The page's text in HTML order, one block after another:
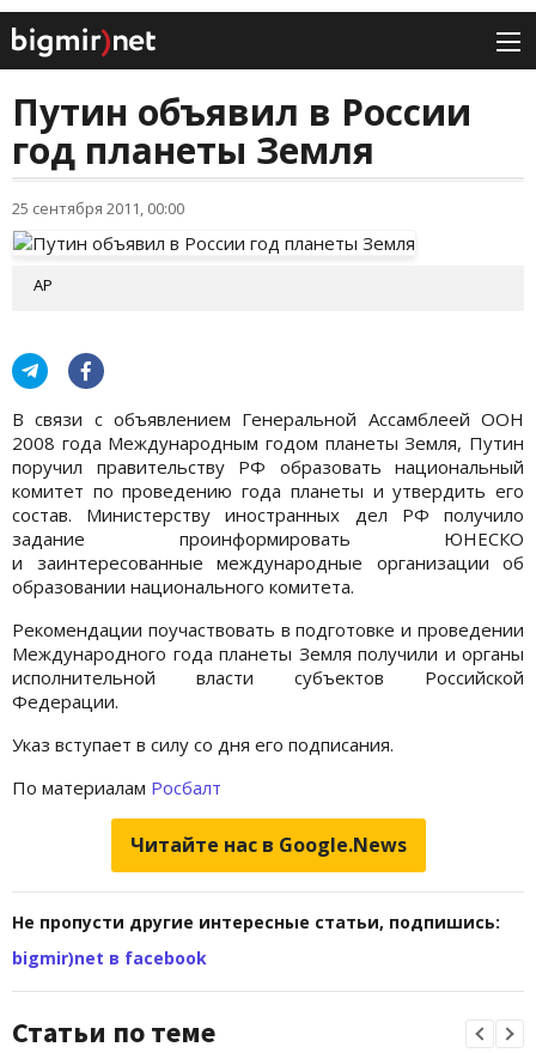
Путин объявил в России
год планеты Земля
25 сентября 2011, 00:00
АР
В связи с объявлением Генеральной Ассамблеей ООН
2008 года Международным годом планеты Земля, Путин
поручил правительству РФ образовать национальный
комитет по проведению года планеты и утвердить его
состав. Министерству иностранных дел РФ получило
задание проинформировать ЮНЕСКО
и заинтересованные международные организации об
образовании национального комитета.
Рекомендации поучаствовать в подготовке и проведении
Международного года планеты Земля получили и органы
исполнительной власти субъектов Российской
Федерации.
Указ вступает в силу со дня его подписания.
По материалам Росбалт
Читайте нас в Google.News
Не пропусти другие интересные статьи, подпишись:
bigmir)net в facebook
Статьи по теме